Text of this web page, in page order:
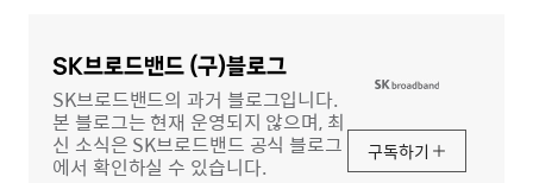
SK브로드밴드 (구)블로그
SK브로드밴드의 과거 블로그입니다.
본 블로그는 현재 운영되지 않으며, 최
신 소식은 SK브로드밴드 공식 블로그
에서 확인하실 수 있습니다.
구독하기